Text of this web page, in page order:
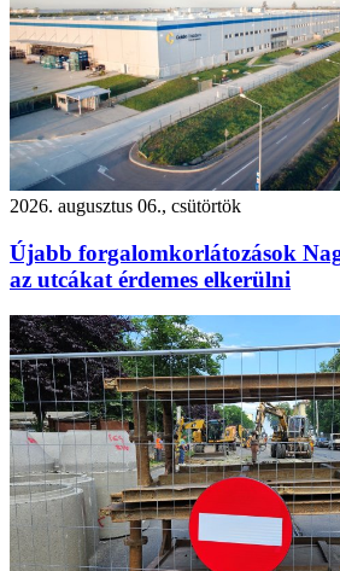
2026. augusztus 06., csütörtök
Újabb forgalomkorlátozások
az utcákat érdemes elkerülni